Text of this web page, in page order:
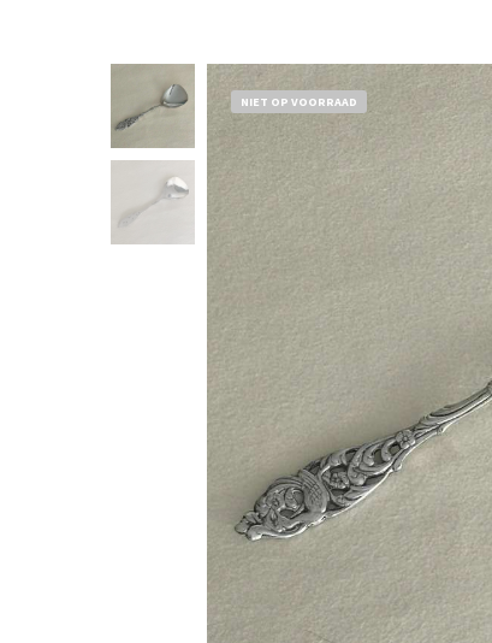
NIET OP VOORRAAD